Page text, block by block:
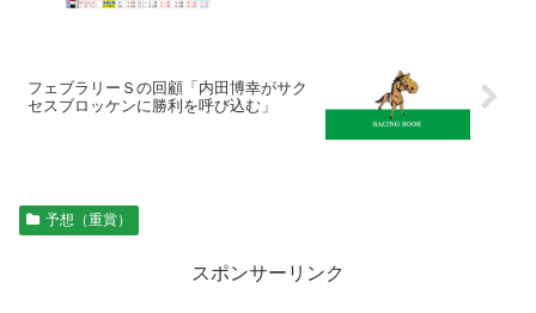
フェブラリーＳの回顧「内田博幸がサク
セスブロッケンに勝利を呼び込む」
予想（重賞）
スポンサーリンク